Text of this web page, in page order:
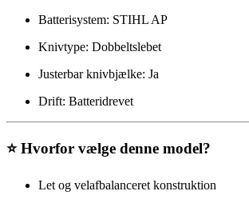
Batterisystem: STIHL AP
Knivtype: Dobbeltslebet
Justerbar knivbjælke: Ja
Drift: Batteridrevet
⭐ Hvorfor vælge denne model?
Let og velafbalanceret konstruktion